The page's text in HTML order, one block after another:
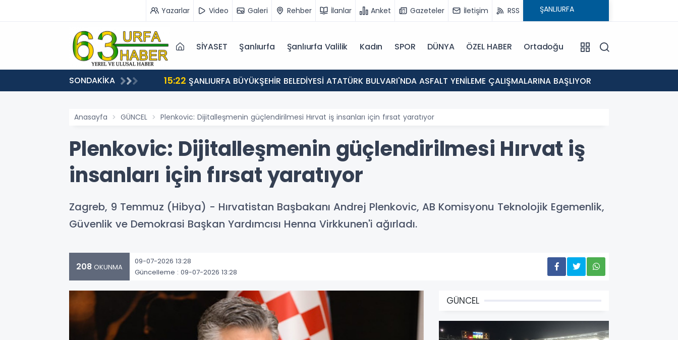
Yazarlar Video Galeri Rehber İlanlar Anket Gazeteler İletişim RSS
SİYASET Şanlıurfa Şanlıurfa Valilik Kadın SPOR DÜNYA ÖZEL HABER Ortadoğu
SONDAKİKA
BAŞLADI 15:22 ŞANLIURFA BÜYÜKŞEHİR BELEDİYESİ ATATÜRK BULVARI'NDA ASFALT YENİLEME ÇALIŞMALARINA BAŞLIYOR
Anasayfa GÜNCEL Plenkovic: Dijitalleşmenin güçlendirilmesi Hırvat iş insanları için fırsat yaratıyor
Plenkovic: Dijitalleşmenin güçlendirilmesi Hırvat iş
insanları için fırsat yaratıyor
Zagreb, 9 Temmuz (Hibya) - Hırvatistan Başbakanı Andrej Plenkovic, AB Komisyonu Teknolojik Egemenlik,
Güvenlik ve Demokrasi Başkan Yardımcısı Henna Virkkunen'i ağırladı.
208 OKUNMA
09-07-2026 13:28
Güncelleme : 09-07-2026 13:28
GÜNCEL